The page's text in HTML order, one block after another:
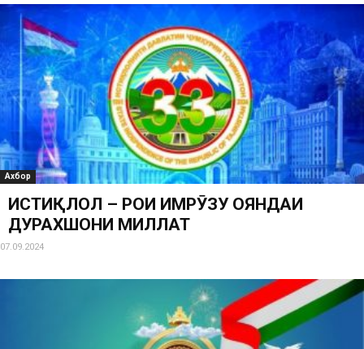
Ахбор
ИСТИҚЛОЛ – РОҲИ ИМРӮЗУ ОЯНДАИ
ДУРАХШОНИ МИЛЛАТ
07.09.2024